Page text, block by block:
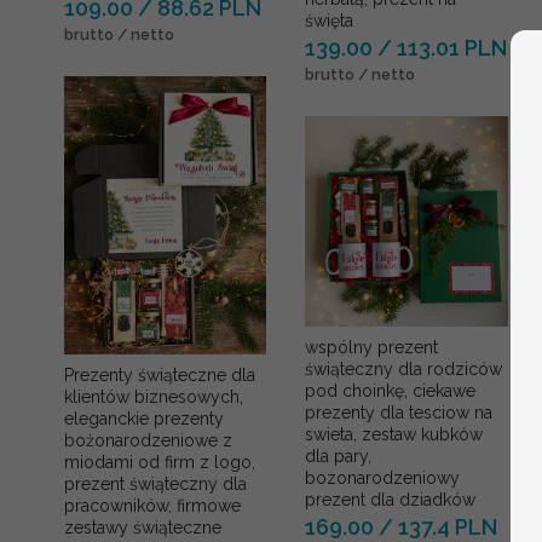
109.00 / 88.62 PLN
brutto / netto
Prezenty świąteczne dla
klientów biznesowych,
eleganckie prezenty
bożonarodzeniowe z
miodami od firm z logo,
prezent świąteczny dla
pracowników, firmowe
zestawy świąteczne
święta
139.00 / 113.01 PLN
brutto / netto
wspólny prezent
świąteczny dla rodziców
pod choinkę, ciekawe
prezenty dla tesciow na
swieta, zestaw kubków
dla pary,
bozonarodzeniowy
prezent dla dziadków
169.00 / 137.4 PLN